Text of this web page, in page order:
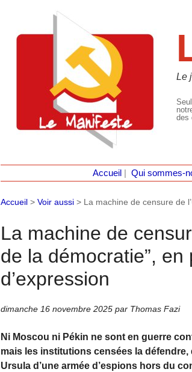
Le
des
Accueil Qui sommes-
Accueil > Voir aussi > La machine de censure de
La machine de
de la démocratie”,
d’expression
dimanche 16 novembre 2025 par Thomas Fazi
Ni Moscou ni Pékin ne sont en guerre
mais les institutions censées la défendre,
Ursula d’une armée d’espions hors du